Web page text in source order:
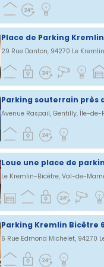
Place de Parking
Le Kremlin-Bicêtre, Val-de-